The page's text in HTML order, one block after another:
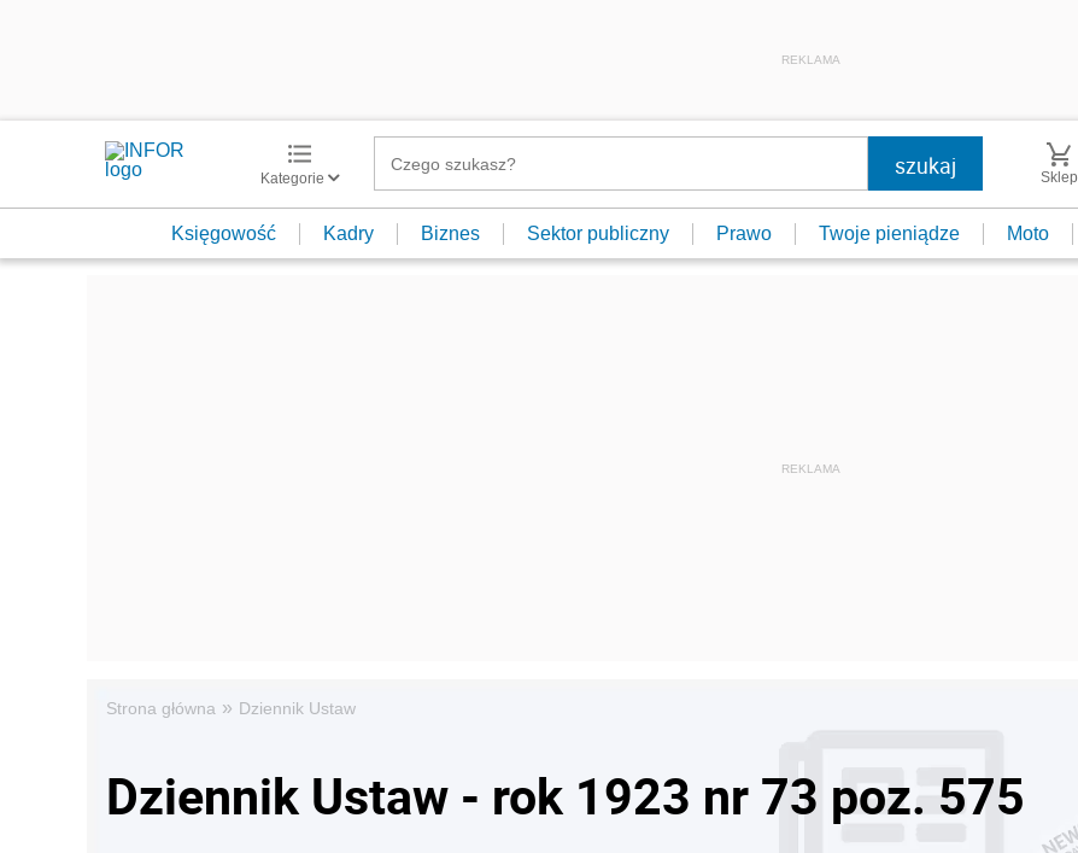
REKLAMA
Kategorie Sklep
Księgowość Kadry Biznes Sektor publiczny Prawo Twoje pieniądze Moto
Strona główna » Dziennik Ustaw
Dziennik Ustaw - rok 1923 nr 73 poz. 575